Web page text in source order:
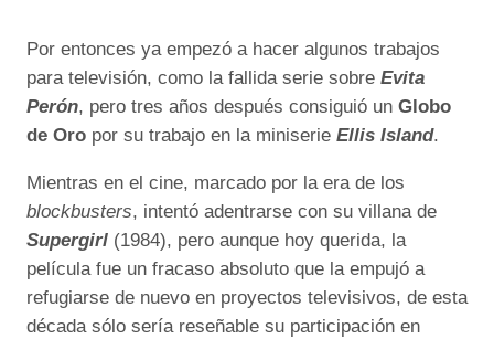
Por entonces ya empezó a hacer algunos trabajos
para televisión, como la fallida serie sobre Evita
Perón, pero tres años después consiguió un Globo
de Oro por su trabajo en la miniserie Ellis Island.
Mientras en el cine, marcado por la era de los
blockbusters, intentó adentrarse con su villana de
Supergirl (1984), pero aunque hoy querida, la
película fue un fracaso absoluto que la empujó a
refugiarse de nuevo en proyectos televisivos, de esta
década sólo sería reseñable su participación en